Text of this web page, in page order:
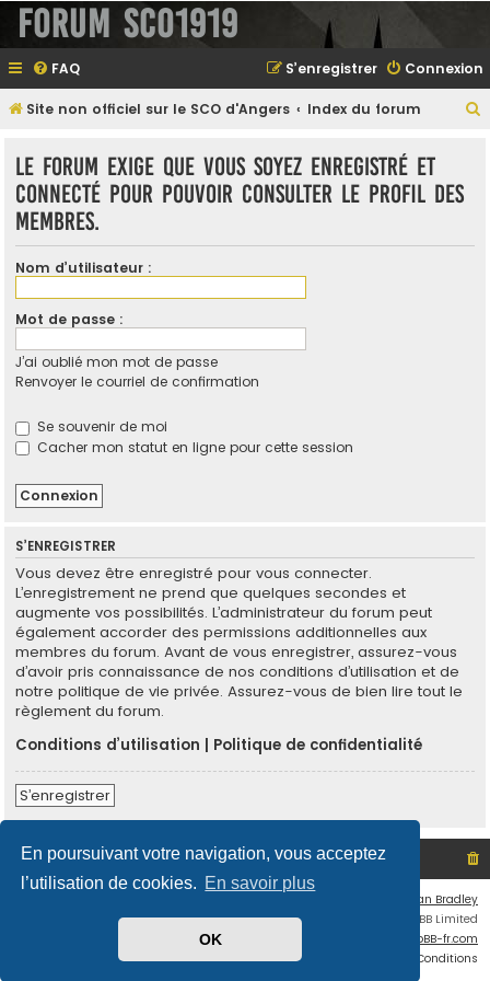
En poursuivant votre navigation, vous acceptez
l’utilisation de cookies. En savoir plus
OK
Forum SCO1919
FAQ Connexion
S’enregistrer
Site non officiel sur le SCO d'Angers Index du forum
Le forum exige que vous soyez enregistré et
connecté pour pouvoir consulter le profil des
membres.
Nom d’utilisateur :
Mot de passe :
J’ai oublié mon mot de passe
Renvoyer le courriel de confirmation
Se souvenir de moi
Cacher mon statut en ligne pour cette session
S’ENREGISTRER
Vous devez être enregistré pour vous connecter.
L’enregistrement ne prend que quelques secondes et
augmente vos possibilités. L’administrateur du forum peut
également accorder des permissions additionnelles aux
membres du forum. Avant de vous enregistrer, assurez-vous
d’avoir pris connaissance de nos conditions d’utilisation et de
notre politique de vie privée. Assurez-vous de bien lire tout le
règlement du forum.
Conditions d’utilisation
Politique de confidentialité
S’enregistrer
Site non officiel sur le SCO d'Angers Index du forum
Ian Bradley
Développé parphpBB® Forum Software © phpBB Limited
phpBB-fr.com
Conditions